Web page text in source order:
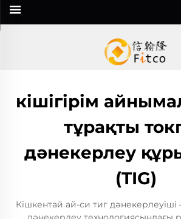
кішігірім
тұрақты
дәнекерлеу
(TIG)
Кішкентай ай-си тиг дәнекерлеуіші